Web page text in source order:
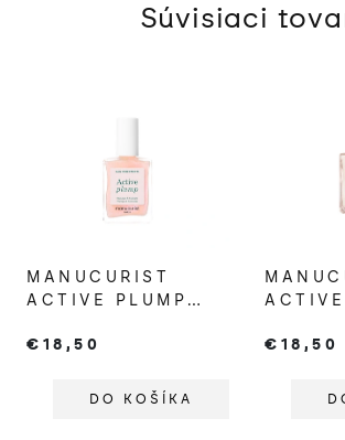
Súvisiaci
MANUCURIST
ACTIVE PLUMP
VYPLNENEJŠIE
€18,50
DO KOŠÍKA
LAK NA
€18,50